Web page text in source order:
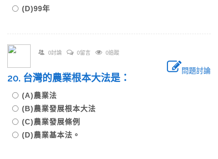
(D)99年
0討論 0留言 0追蹤
問題討論
20. 台灣的農業根本大法是：
(A)農業法
(B)農業發展根本大法
(C)農業發展條例
(D)農業基本法。